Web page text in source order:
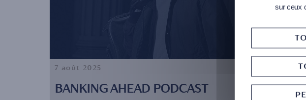
7 août 2025
BANKING AHEAD PODCAST
sur ceux